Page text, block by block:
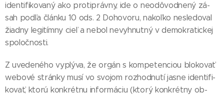
iden­ti­fi­ko­va­ný ako proti­práv­ny, ide o neo­dô­vod­ne­ný zá­
sah pod­ľa člán­ku 10 ods. 2 Do­ho­vo­ru, na­koľ­ko nes­le­do­val
žiad­ny le­gi­tím­ny cieľ a ne­bol ne­vyh­nut­ný v de­mok­ra­tic­kej
spo­loč­nos­ti.
Z uve­de­né­ho vy­plý­va, že or­gán s kom­pe­ten­ciou blo­ko­vať
webo­vé strán­ky mu­sí vo svo­jom roz­hod­nu­tí jas­ne iden­ti­fi­
ko­vať, kto­rú kon­krét­nu in­for­má­ciu (kto­rý kon­krét­ny ob­